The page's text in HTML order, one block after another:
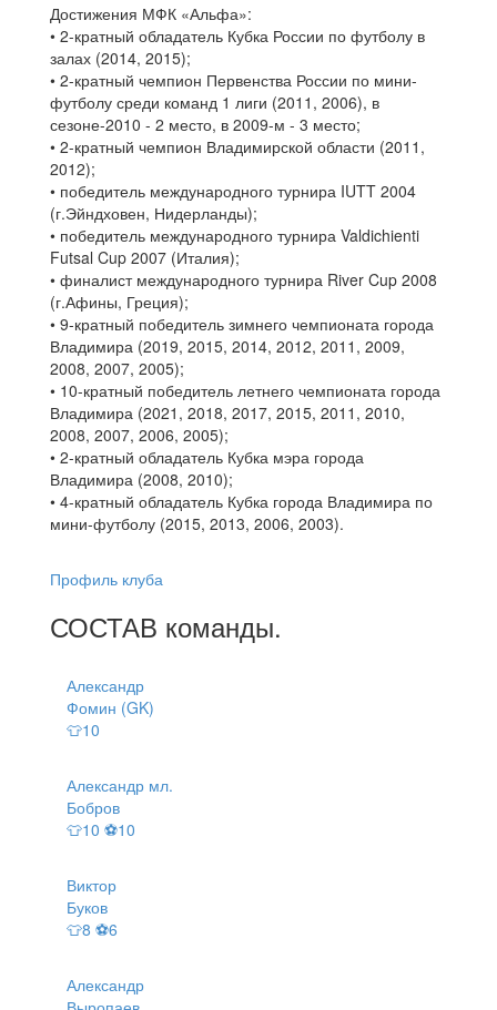
Достижения МФК «Альфа»:
• 2-кратный обладатель Кубка России по футболу в
залах (2014, 2015);
• 2-кратный чемпион Первенства России по мини-
футболу среди команд 1 лиги (2011, 2006), в
сезоне-2010 - 2 место, в 2009-м - 3 место;
• 2-кратный чемпион Владимирской области (2011,
2012);
• победитель международного турнира IUTT 2004
(г.Эйндховен, Нидерланды);
• победитель международного турнира Valdichienti
Futsal Cup 2007 (Италия);
• финалист международного турнира River Cup 2008
(г.Афины, Греция);
• 9-кратный победитель зимнего чемпионата города
Владимира (2019, 2015, 2014, 2012, 2011, 2009,
2008, 2007, 2005);
• 10-кратный победитель летнего чемпионата города
Владимира (2021, 2018, 2017, 2015, 2011, 2010,
2008, 2007, 2006, 2005);
• 2-кратный обладатель Кубка мэра города
Владимира (2008, 2010);
• 4-кратный обладатель Кубка города Владимира по
мини-футболу (2015, 2013, 2006, 2003).
Профиль клуба
СОСТАВ команды.
Александр
Фомин (GK)
👕10
Александр мл.
Бобров
👕10 ⚽10
Виктор
Буков
👕8 ⚽6
Александр